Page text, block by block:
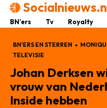
BN’ers Tv Royalty
BN'ERS EN STERREN
TELEVISIE
Johan Derksen
vrouw van
Inside hebben